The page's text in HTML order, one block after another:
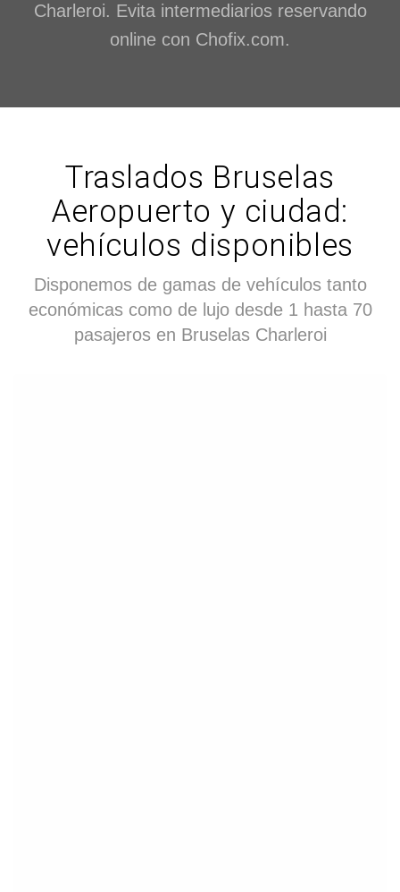
Charleroi. Evita intermediarios reservando
online con Chofix.com.
Traslados Bruselas
Aeropuerto y ciudad:
vehículos disponibles
Disponemos de gamas de vehículos tanto
económicas como de lujo desde 1 hasta 70
pasajeros en Bruselas Charleroi